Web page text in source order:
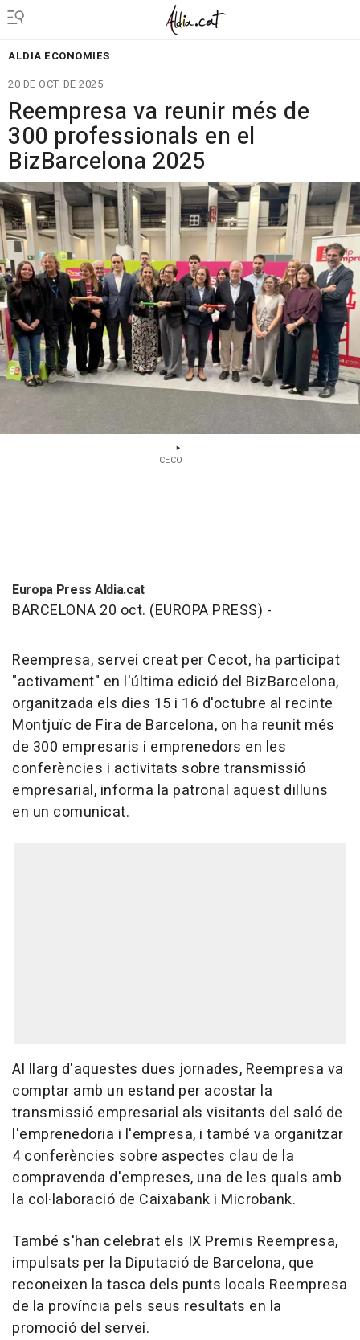
ALDIA ECONOMIES
20 DE OCT. DE 2025
Reempresa va reunir més de
300 professionals en el
BizBarcelona 2025
CECOT
Europa Press Aldia.cat
BARCELONA 20 oct. (EUROPA PRESS) -
Reempresa, servei creat per Cecot, ha participat
"activament" en l'última edició del BizBarcelona,
organitzada els dies 15 i 16 d'octubre al recinte
Montjuïc de Fira de Barcelona, on ha reunit més
de 300 empresaris i emprenedors en les
conferències i activitats sobre transmissió
empresarial, informa la patronal aquest dilluns
en un comunicat.
Al llarg d'aquestes dues jornades, Reempresa va
comptar amb un estand per acostar la
transmissió empresarial als visitants del saló de
l'emprenedoria i l'empresa, i també va organitzar
4 conferències sobre aspectes clau de la
compravenda d'empreses, una de les quals amb
la col·laboració de Caixabank i Microbank.
També s'han celebrat els IX Premis Reempresa,
impulsats per la Diputació de Barcelona, que
reconeixen la tasca dels punts locals Reempresa
de la província pels seus resultats en la
promoció del servei.